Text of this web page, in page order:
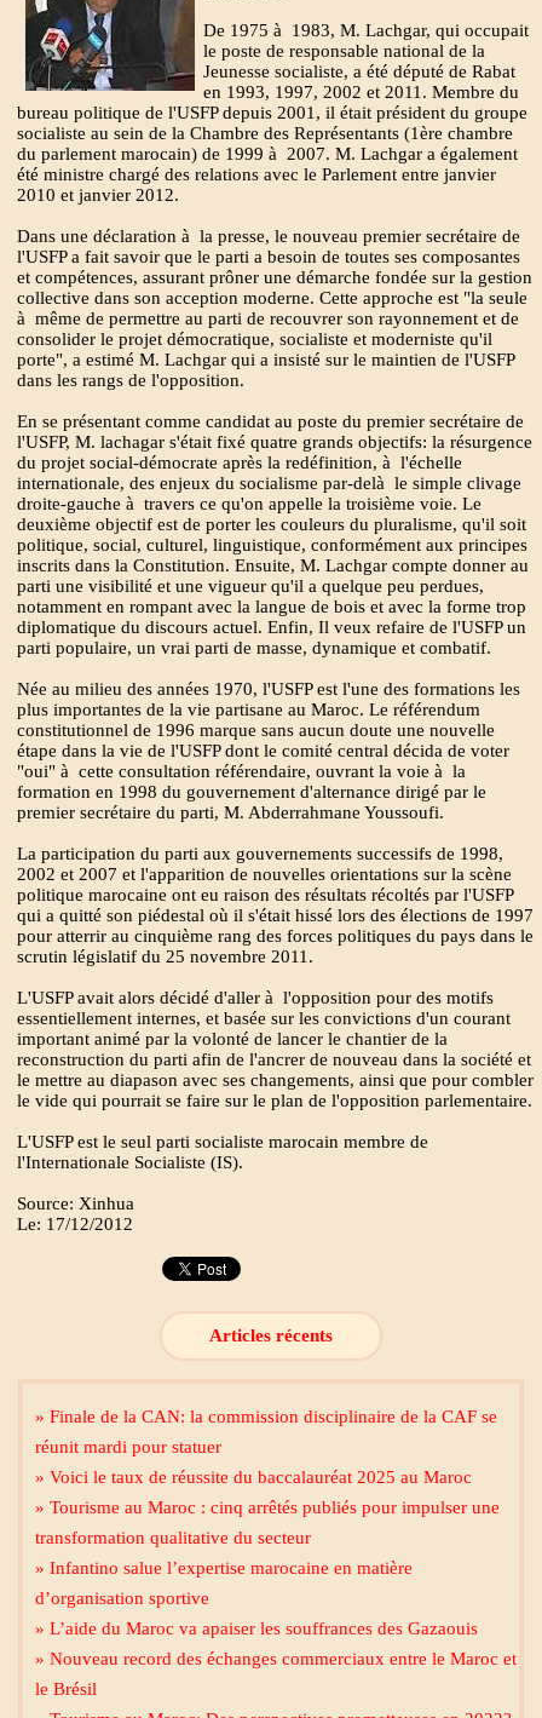
De 1975 à 1983, M. Lachgar, qui occupait
le poste de responsable national de la
Jeunesse socialiste, a été député de Rabat
en 1993, 1997, 2002 et 2011. Membre du
bureau politique de l'USFP depuis 2001, il était président du groupe
socialiste au sein de la Chambre des Représentants (1ère chambre
du parlement marocain) de 1999 à 2007. M. Lachgar a également
été ministre chargé des relations avec le Parlement entre janvier
2010 et janvier 2012.
Dans une déclaration à la presse, le nouveau premier secrétaire de
l'USFP a fait savoir que le parti a besoin de toutes ses composantes
et compétences, assurant prôner une démarche fondée sur la gestion
collective dans son acception moderne. Cette approche est "la seule
à même de permettre au parti de recouvrer son rayonnement et de
consolider le projet démocratique, socialiste et moderniste qu'il
porte", a estimé M. Lachgar qui a insisté sur le maintien de l'USFP
dans les rangs de l'opposition.
En se présentant comme candidat au poste du premier secrétaire de
l'USFP, M. lachagar s'était fixé quatre grands objectifs: la résurgence
du projet social-démocrate après la redéfinition, à l'échelle
internationale, des enjeux du socialisme par-delà le simple clivage
droite-gauche à travers ce qu'on appelle la troisième voie. Le
deuxième objectif est de porter les couleurs du pluralisme, qu'il soit
politique, social, culturel, linguistique, conformément aux principes
inscrits dans la Constitution. Ensuite, M. Lachgar compte donner au
parti une visibilité et une vigueur qu'il a quelque peu perdues,
notamment en rompant avec la langue de bois et avec la forme trop
diplomatique du discours actuel. Enfin, Il veux refaire de l'USFP un
parti populaire, un vrai parti de masse, dynamique et combatif.
Née au milieu des années 1970, l'USFP est l'une des formations les
plus importantes de la vie partisane au Maroc. Le référendum
constitutionnel de 1996 marque sans aucun doute une nouvelle
étape dans la vie de l'USFP dont le comité central décida de voter
"oui" à cette consultation référendaire, ouvrant la voie à la
formation en 1998 du gouvernement d'alternance dirigé par le
premier secrétaire du parti, M. Abderrahmane Youssoufi.
La participation du parti aux gouvernements successifs de 1998,
2002 et 2007 et l'apparition de nouvelles orientations sur la scène
politique marocaine ont eu raison des résultats récoltés par l'USFP
qui a quitté son piédestal où il s'était hissé lors des élections de 1997
pour atterrir au cinquième rang des forces politiques du pays dans le
scrutin législatif du 25 novembre 2011.
L'USFP avait alors décidé d'aller à l'opposition pour des motifs
essentiellement internes, et basée sur les convictions d'un courant
important animé par la volonté de lancer le chantier de la
reconstruction du parti afin de l'ancrer de nouveau dans la société et
le mettre au diapason avec ses changements, ainsi que pour combler
le vide qui pourrait se faire sur le plan de l'opposition parlementaire.
L'USFP est le seul parti socialiste marocain membre de
l'Internationale Socialiste (IS).
Source: Xinhua
Le: 17/12/2012
Articles récents
» Finale de la CAN: la commission disciplinaire de la CAF se
réunit mardi pour statuer
» Voici le taux de réussite du baccalauréat 2025 au Maroc
» Tourisme au Maroc : cinq arrêtés publiés pour impulser une
transformation qualitative du secteur
» Infantino salue l’expertise marocaine en matière
d’organisation sportive
» L’aide du Maroc va apaiser les souffrances des Gazaouis
» Nouveau record des échanges commerciaux entre le Maroc et
le Brésil